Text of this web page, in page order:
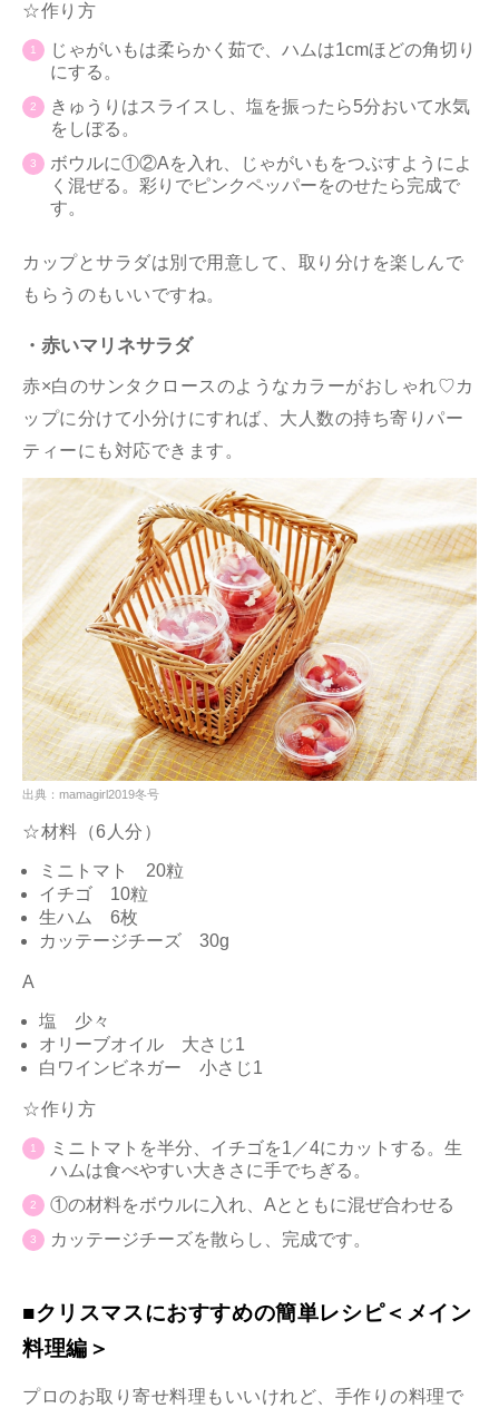
☆作り方
じゃがいもは柔らかく茹で、ハムは1cmほどの角切り
にする。
きゅうりはスライスし、塩を振ったら5分おいて水気
をしぼる。
ボウルに①②Aを入れ、じゃがいもをつぶすようによ
く混ぜる。彩りでピンクペッパーをのせたら完成で
す。
カップとサラダは別で用意して、取り分けを楽しんで
もらうのもいいですね。
・赤いマリネサラダ
赤×白のサンタクロースのようなカラーがおしゃれ♡カ
ップに分けて小分けにすれば、大人数の持ち寄りパー
ティーにも対応できます。
出典：mamagirl2019冬号
☆材料（6人分）
ミニトマト 20粒
イチゴ 10粒
生ハム 6枚
カッテージチーズ 30g
A
塩 少々
オリーブオイル 大さじ1
白ワインビネガー 小さじ1
☆作り方
ミニトマトを半分、イチゴを1／4にカットする。生
ハムは食べやすい大きさに手でちぎる。
①の材料をボウルに入れ、Aとともに混ぜ合わせる
カッテージチーズを散らし、完成です。
■クリスマスにおすすめの簡単レシピ＜メイン
料理編＞
プロのお取り寄せ料理もいいけれど、手作りの料理で